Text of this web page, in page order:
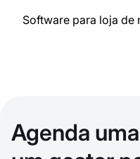
Software para loja de
Agenda